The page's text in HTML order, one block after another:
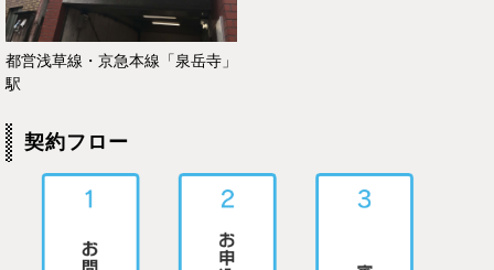
都営浅草線・京急本線「泉岳寺」
駅
契約フロー